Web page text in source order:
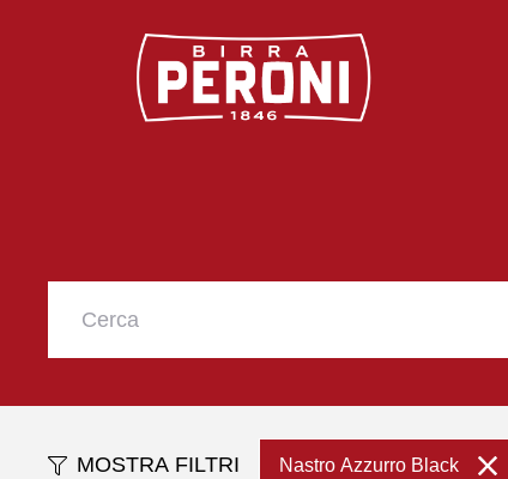
Logo Birra Peroni
MOSTRA FILTRI Nastro Azzurro Black